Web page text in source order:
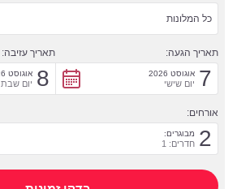
כל המלונות
תאריך הגעה:
7 אוגוסט 2026
יום שישי
תאריך עזיבה:
8 אוגוסט 2026
יום שבת
אורחים:
2 מבוגרים:
חדרים: 1